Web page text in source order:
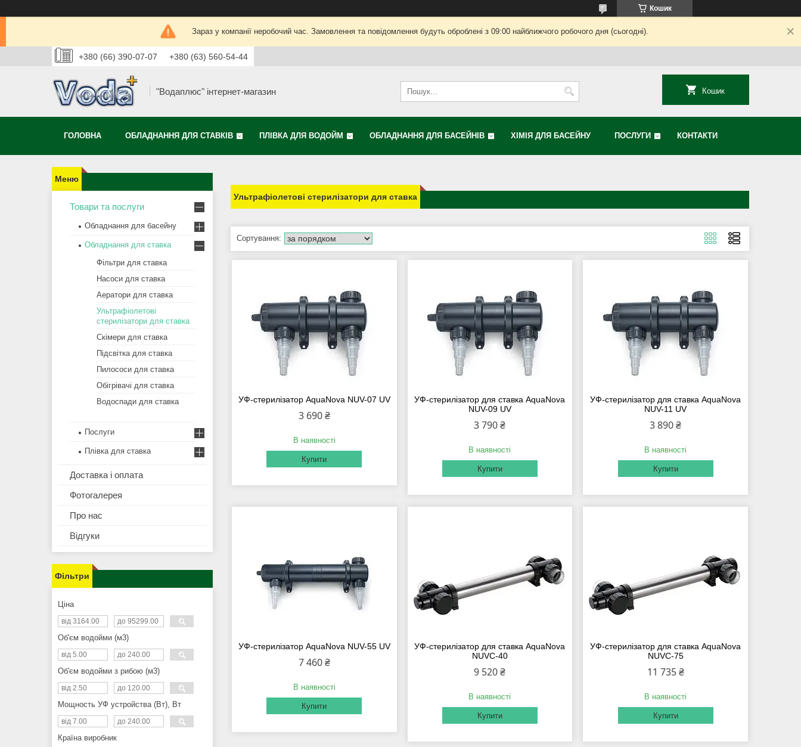
Кошик
Зараз у компанії неробочий час. Замовлення та повідомлення будуть оброблені з 09:00 найближчого робочого дня (сьогодні).
+380 (66) 390-07-07 +380 (63) 560-54-44
"Водаплюс" інтернет-магазин Кошик
ГОЛОВНА ОБЛАДНАННЯ ДЛЯ СТАВКІВ ПЛІВКА ДЛЯ ВОДОЙМ ОБЛАДНАННЯ ДЛЯ БАСЕЙНІВ ХІМІЯ ДЛЯ БАСЕЙНУ ПОСЛУГИ КОНТАКТИ
Ультрафіолетові стерилізатори для ставка
УФ-стерилізатор AquaNova NUV-07 UV
3 690 ₴
В наявності
Купити
УФ-стерилізатор для ставка AquaNova
NUV-09 UV
3 790 ₴
В наявності
Купити
УФ-стерилізатор для ставка AquaNova
NUV-11 UV
3 890 ₴
В наявності
Купити
УФ-стерилізатор AquaNova NUV-55 UV
7 460 ₴
В наявності
Купити
УФ-стерилізатор для ставка AquaNova
NUVC-40
9 520 ₴
В наявності
Купити
УФ-стерилізатор для ставка AquaNova
NUVC-75
11 735 ₴
В наявності
Купити
Товари та послуги
Обладнання для басейну
Обладнання для ставка
Фільтри для ставка
Насоси для ставка
Аератори для ставка
Ультрафіолетові
стерилізатори для ставка
Скімери для ставка
Підсвітка для ставка
Пилососи для ставка
Обігрівачі для ставка
Водоспади для ставка
Послуги
Плівка для ставка
Доставка і оплата
Фотогалерея
Про нас
Відгуки
Фільтри
Ціна
Об'єм водойми (м3)
Об'єм водойми з рибою (м3)
Мощность УФ устройства (Вт), Вт
Країна виробник